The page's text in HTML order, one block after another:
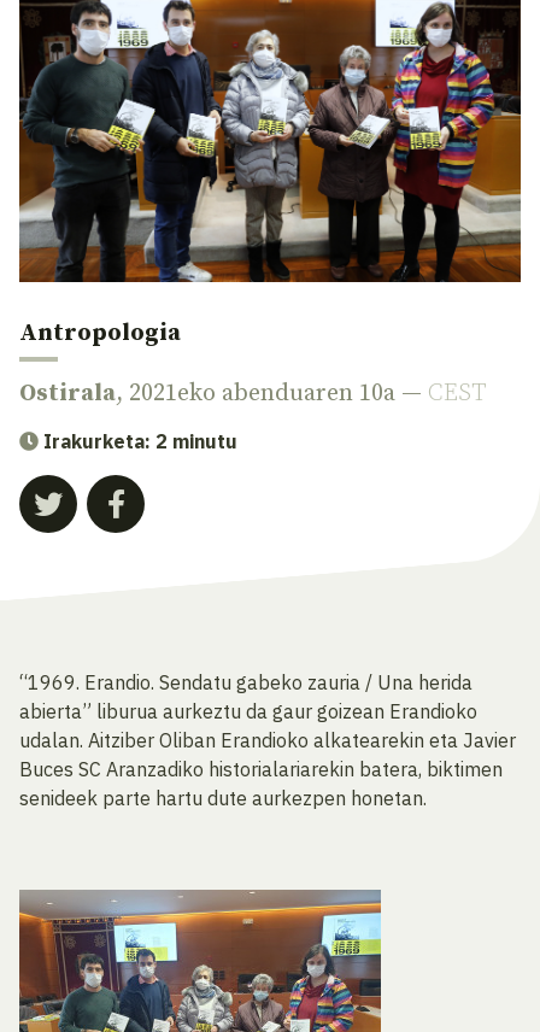
Antropologia
Ostirala, 2021eko abenduaren 10a — CEST
Irakurketa: 2 minutu
“1969. Erandio. Sendatu gabeko zauria / Una herida
abierta” liburua aurkeztu da gaur goizean Erandioko
udalan. Aitziber Oliban Erandioko alkatearekin eta Javier
Buces SC Aranzadiko historialariarekin batera, biktimen
senideek parte hartu dute aurkezpen honetan.